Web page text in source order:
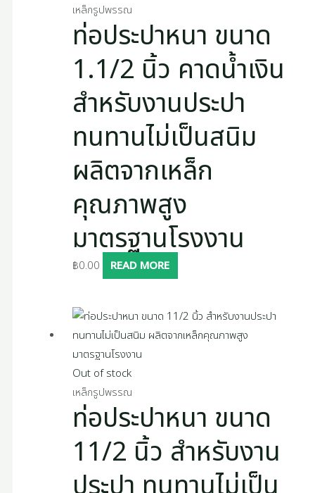
เหล็กรูปพรรณ
ท่อประปาหนา ขนาด
1.1/2 นิ้ว คาดน้ำเงิน
สำหรับงานประปา
ทนทานไม่เป็นสนิม
ผลิตจากเหล็ก
คุณภาพสูง
มาตรฐานโรงงาน
฿0.00 READ MORE
Out of stock
เหล็กรูปพรรณ
ท่อประปาหนา ขนาด
11/2 นิ้ว สำหรับงาน